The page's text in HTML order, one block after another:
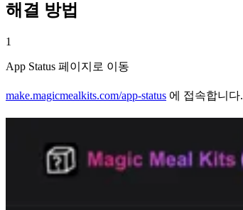
해결 방법
1
App Status 페이지로 이동
make.magicmealkits.com/app-status 에 접속합니다.